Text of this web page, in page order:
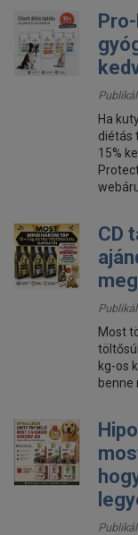
Ha
diétás
15%
CD
Most
kg-os
benne